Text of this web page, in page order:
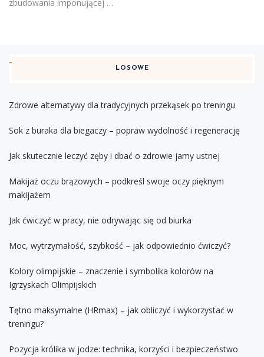
zbudowania imponującej …
LOSOWE
Zdrowe alternatywy dla tradycyjnych przekąsek po treningu
Sok z buraka dla biegaczy – popraw wydolność i regenerację
Jak skutecznie leczyć zęby i dbać o zdrowie jamy ustnej
Makijaż oczu brązowych – podkreśl swoje oczy pięknym
makijażem
Jak ćwiczyć w pracy, nie odrywając się od biurka
Moc, wytrzymałość, szybkość – jak odpowiednio ćwiczyć?
Kolory olimpijskie – znaczenie i symbolika kolorów na
Igrzyskach Olimpijskich
Tętno maksymalne (HRmax) – jak obliczyć i wykorzystać w
treningu?
Pozycja królika w jodze: technika, korzyści i bezpieczeństwo